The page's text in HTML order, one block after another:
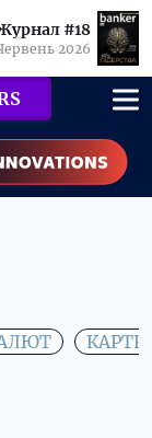
#18
2026